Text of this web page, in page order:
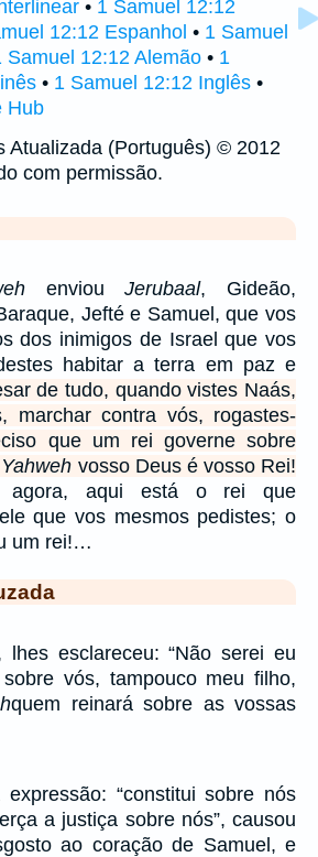
• 1 Samuel 12:12
12:12 Espanhol • 1 Samuel
Samuel 12:12 Alemão • 1
• 1 Samuel 12:12 Inglês •
Hub
Atualizada (Português) © 2012
com permissão.
enviouJerubaal, Gideão,
Jefté e Samuel, que vos
dos inimigos de Israel que vos
habitar a terra em paz e
de tudo, quando vistes Naás,
marchar contra vós, rogastes-
que um rei governe sobre
Yahweh vosso Deus é vosso Rei!
agora, aqui está o rei que
que vos mesmos pedistes; o
um rei!…
lhes esclareceu: “Não serei eu
vós, tampouco meu filho,
quem reinará sobre as vossas
“constitui sobre nós
a justiça sobre nós”, causou
ao coração de Samuel, e